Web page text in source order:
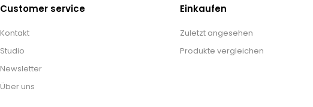
Customer service
Kontakt
Studio
Newsletter
Über uns
Einkaufen
Zuletzt angesehen
Produkte vergleichen